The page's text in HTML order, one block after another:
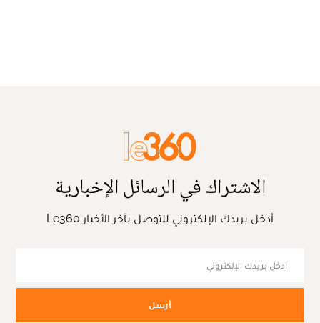
الاشتراك في الرسائل الإخبارية
أدخل بريدك الإلكتروني للتوصل بآخر الأخبار Le360
أرسل